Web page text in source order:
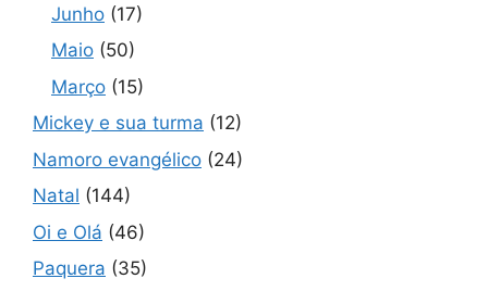
Junho (17)
Maio (50)
Março (15)
Mickey e sua turma (12)
Namoro evangélico (24)
Natal (144)
Oi e Olá (46)
Paquera (35)